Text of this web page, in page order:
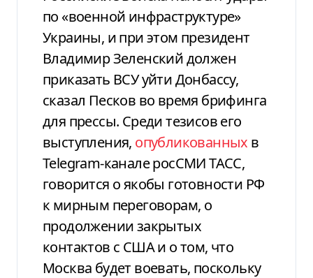
по «военной инфраструктуре»
Украины, и при этом президент
Владимир Зеленский должен
приказать ВСУ уйти Донбассу,
сказал Песков во время брифинга
для прессы. Среди тезисов его
выступления, опубликованных в
Telegram-канале росСМИ ТАСС,
говорится о якобы готовности РФ
к мирным переговорам, о
продолжении закрытых
контактов с США и о том, что
Москва будет воевать, поскольку